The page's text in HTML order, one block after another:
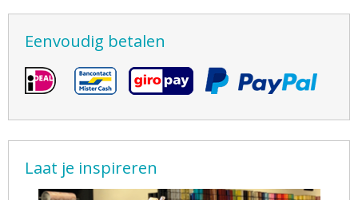
Eenvoudig betalen
Laat je inspireren